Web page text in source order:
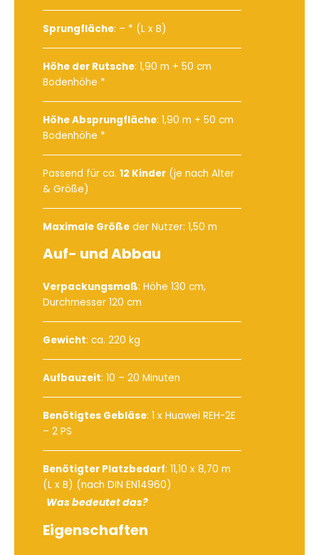
Sprungfläche: – * (L x B)
Höhe der Rutsche: 1,90 m + 50 cm
Bodenhöhe *
Höhe Absprungfläche: 1,90 m + 50 cm
Bodenhöhe *
Passend für ca. 12 Kinder (je nach Alter
& Größe)
Maximale Größe der Nutzer: 1,50 m
Auf- und Abbau
Verpackungsmaß: Höhe 130 cm,
Durchmesser 120 cm
Gewicht: ca. 220 kg
Aufbauzeit: 10 – 20 Minuten
Benötigtes Gebläse: 1 x Huawei REH-2E
– 2 PS
Benötigter Platzbedarf: 11,10 x 8,70 m
(L x B) (nach DIN EN14960)
Was bedeutet das?
Eigenschaften